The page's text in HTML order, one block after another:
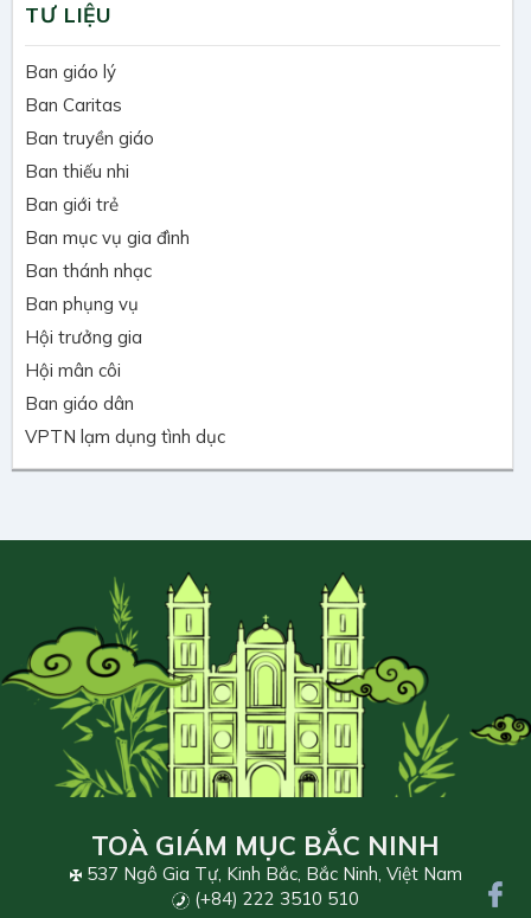
TƯ LIỆU
Ban giáo lý
Ban Caritas
Ban truyền giáo
Ban thiếu nhi
Ban giới trẻ
Ban mục vụ gia đình
Ban thánh nhạc
Ban phụng vụ
Hội trưởng gia
Hội mân côi
Ban giáo dân
VPTN lạm dụng tình dục
TOÀ GIÁM MỤC BẮC NINH
537 Ngô Gia Tự, Kinh Bắc, Bắc Ninh, Việt Nam
(+84) 222 3510 510